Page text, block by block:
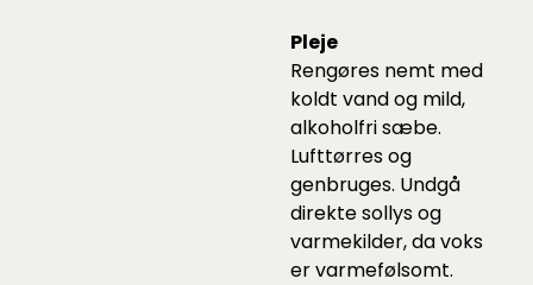
Pleje
Rengøres nemt med
koldt vand og mild,
alkoholfri sæbe.
Lufttørres og
genbruges. Undgå
direkte sollys og
varmekilder, da voks
er varmefølsomt.